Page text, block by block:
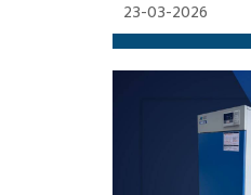
23-03-2026